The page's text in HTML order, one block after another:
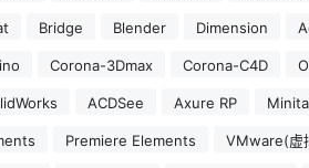
Bridge Blender Dimension
Corona-3Dmax Corona-C4D
ACDSee Axure RP
Premiere Elements VMware(虚